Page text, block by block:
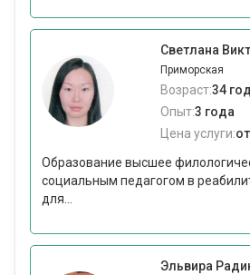
Светлана
Приморская
Возраст:34
Опыт:3 года
Цена услуги:
Образование высшее
социальным педагогом в
для...
Эльвира